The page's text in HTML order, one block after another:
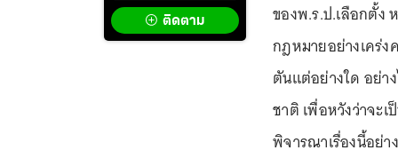
ติดตาม
ของพ.ร.ป.เลือกตั้ง
กฎหมายอย่างเคร่ง
ตันแต่อย่างใด อย่า
ชาติ เพื่อหวังว่าจะ
พิจารณาเรื่องนี้อย่า